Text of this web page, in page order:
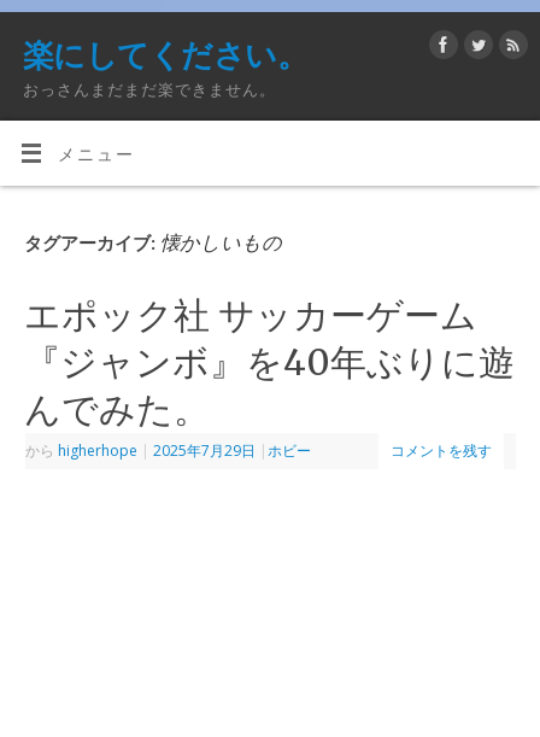
楽にしてください。
おっさんまだまだ楽できません。
メニュー
タグアーカイブ: 懐かしいもの
エポック社 サッカーゲーム
『ジャンボ』を40年ぶりに遊
んでみた。
から higherhope | 2025年7月29日 |ホビー コメントを残す